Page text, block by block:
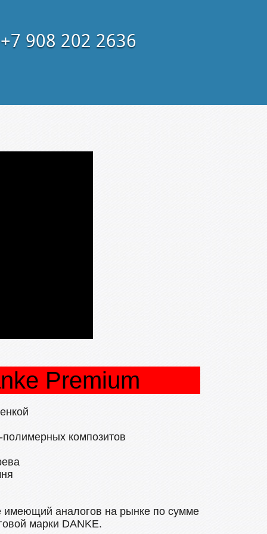
+7 908 202 2636
Premium
композитов
имеющий аналогов на рынке по сумме
марки DANKE.